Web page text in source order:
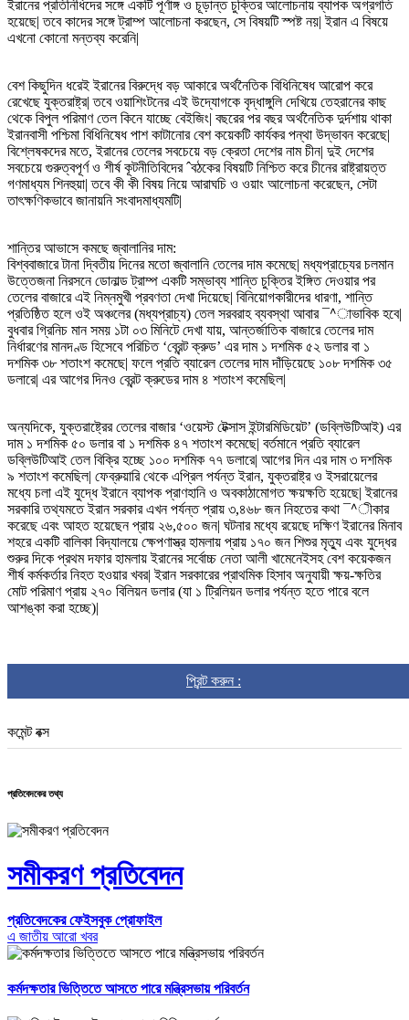
ইরানের প্রতিনিধিদের সঙ্গে একটি পূর্ণাঙ্গ ও চূড়ান্ত চুক্তির আলোচনায় ব্যাপক অগ্রগতি
হয়েছে| তবে কাদের সঙ্গে ট্রাম্প আলোচনা করছেন, সে বিষয়টি স্পষ্ট নয়| ইরান এ বিষয়ে
এখনো কোনো মন্তব্য করেনি|
বেশ কিছুদিন ধরেই ইরানের বিরুদ্ধে বড় আকারে অর্থনৈতিক বিধিনিষেধ আরোপ করে
রেখেছে যুক্তরাষ্ট্র| তবে ওয়াশিংটনের এই উদ্যোগকে বৃদ্ধাঙ্গুলি দেখিয়ে তেহরানের কাছ
থেকে বিপুল পরিমাণ তেল কিনে যাচ্ছে বেইজিং| বছরের পর বছর অর্থনৈতিক দুর্দশায় থাকা
ইরানবাসী পশ্চিমা বিধিনিষেধ পাশ কাটানোর বেশ কয়েকটি কার্যকর পন্থা উদ্ভাবন করেছে|
বিশ্লেষকদের মতে, ইরানের তেলের সবচেয়ে বড় ক্রেতা দেশের নাম চীন| দুই দেশের
সবচেয়ে গুরুত্বপূর্ণ ও শীর্ষ কূটনীতিবিদের ˆবঠকের বিষয়টি নিশ্চিত করে চীনের রাষ্ট্রায়ত্ত
গণমাধ্যম শিনহুয়া| তবে কী কী বিষয় নিয়ে আরাঘচি ও ওয়াং আলোচনা করেছেন, সেটা
তাৎক্ষণিকভাবে জানায়নি সংবাদমাধ্যমটি|
শান্তির আভাসে কমছে জ্বালানির দাম:
বিশ্ববাজারে টানা দ্বিতীয় দিনের মতো জ্বালানি তেলের দাম কমেছে| মধ্যপ্রাচ্যের চলমান
উত্তেজনা নিরসনে ডোনাল্ড ট্রাম্প একটি সম্ভাব্য শান্তি চুক্তির ইঙ্গিত দেওয়ার পর
তেলের বাজারে এই নিম্নমুখী প্রবণতা দেখা দিয়েছে| বিনিয়োগকারীদের ধারণা, শান্তি
প্রতিষ্ঠিত হলে ওই অঞ্চলের (মধ্যপ্রাচ্য) তেল সরবরাহ ব্যবস্থা আবার ¯^াভাবিক হবে|
বুধবার গ্রিনিচ মান সময় ১টা ০৩ মিনিটে দেখা যায়, আন্তর্জাতিক বাজারে তেলের দাম
নির্ধারণের মানদণ্ড হিসেবে পরিচিত ‘ব্রেন্ট ক্রুড’ এর দাম ১ দশমিক ৫২ ডলার বা ১
দশমিক ৩৮ শতাংশ কমেছে| ফলে প্রতি ব্যারেল তেলের দাম দাঁড়িয়েছে ১০৮ দশমিক ৩৫
ডলারে| এর আগের দিনও ব্রেন্ট ক্রুডের দাম ৪ শতাংশ কমেছিল|
অন্যদিকে, যুক্তরাষ্ট্রের তেলের বাজার ‘ওয়েস্ট টেক্সাস ইন্টারমিডিয়েট’ (ডব্লিউটিআই) এর
দাম ১ দশমিক ৫০ ডলার বা ১ দশমিক ৪৭ শতাংশ কমেছে| বর্তমানে প্রতি ব্যারেল
ডব্লিউটিআই তেল বিক্রি হচ্ছে ১০০ দশমিক ৭৭ ডলারে| আগের দিন এর দাম ৩ দশমিক
৯ শতাংশ কমেছিল| ফেব্রুয়ারি থেকে এপ্রিল পর্যন্ত ইরান, যুক্তরাষ্ট্র ও ইসরায়েলের
মধ্যে চলা এই যুদ্ধে ইরানে ব্যাপক প্রাণহানি ও অবকাঠামোগত ক্ষয়ক্ষতি হয়েছে| ইরানের
সরকারি তথ্যমতে ইরান সরকার এখন পর্যন্ত প্রায় ৩,৪৬৮ জন নিহতের কথা ¯^ীকার
করেছে এবং আহত হয়েছেন প্রায় ২৬,৫০০ জন| ঘটনার মধ্যে রয়েছে দক্ষিণ ইরানের মিনাব
শহরে একটি বালিকা বিদ্যালয়ে ক্ষেপণাস্ত্র হামলায় প্রায় ১৭০ জন শিশুর মৃত্যু এবং যুদ্ধের
শুরুর দিকে প্রথম দফার হামলায় ইরানের সর্বোচ্চ নেতা আলী খামেনেইসহ বেশ কয়েকজন
শীর্ষ কর্মকর্তার নিহত হওয়ার খবর| ইরান সরকারের প্রাথমিক হিসাব অনুযায়ী ক্ষয়-ক্ষতির
মোট পরিমাণ প্রায় ২৭০ বিলিয়ন ডলার (যা ১ ট্রিলিয়ন ডলার পর্যন্ত হতে পারে বলে
আশঙ্কা করা হচ্ছে)|
প্রিন্ট করুন :
কমেন্ট বক্স
প্রতিবেদকের তথ্য
সমীকরণ প্রতিবেদন
প্রতিবেদকের ফেইসবুক প্রোফাইল
এ জাতীয় আরো খবর
কর্মদক্ষতার ভিত্তিতে আসতে পারে মন্ত্রিসভায় পরিবর্তন